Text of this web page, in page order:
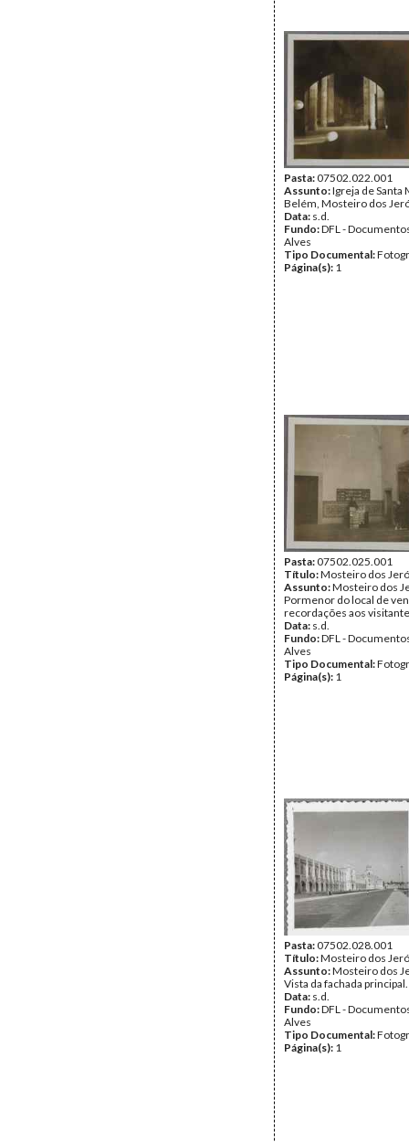
Pasta:07502.022.001
Assunto:Igreja de Santa
Belém, Mosteiro dos
Data: s.d.
Fundo:DFL -
Alves
Tipo Documental:
Página(s): 1
Pasta:07502.025.001
Título:Mosteiro dos
Assunto:Mosteiro dos
Pormenor do local de
recordações aos
Data: s.d.
Fundo:DFL -
Alves
Tipo Documental:
Página(s): 1
Pasta:07502.028.001
Título:Mosteiro dos
Assunto:Mosteiro dos
Vista da fachada principal.
Data: s.d.
Fundo:DFL -
Alves
Tipo Documental:
Página(s): 1